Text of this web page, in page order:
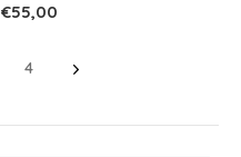
€55,00
4